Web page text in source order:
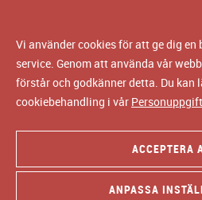
Vi använder cookies för att ge dig en
service. Genom att använda vår
förstår och godkänner detta. Du kan
cookiebehandling i vår
ACCEPTERA
ANPASSA